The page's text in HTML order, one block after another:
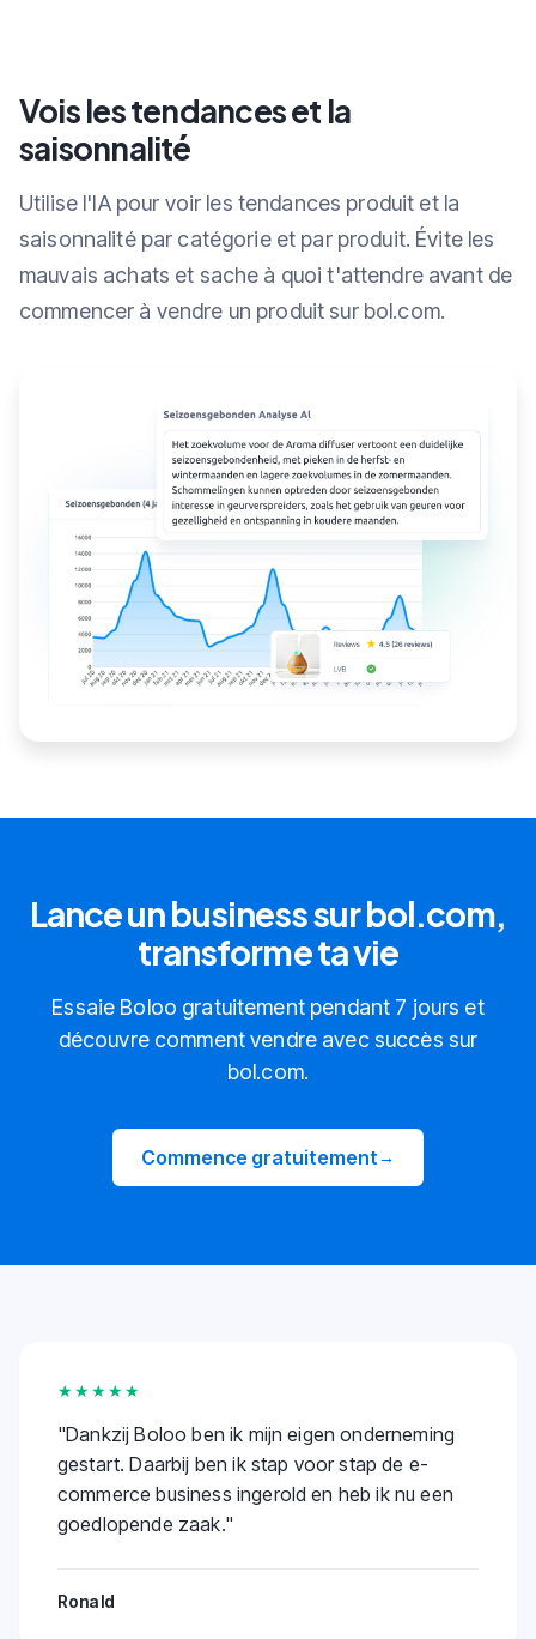
Vois les tendances et la
saisonnalité
Utilise l'IA pour voir les tendances produit et la
saisonnalité par catégorie et par produit. Évite les
mauvais achats et sache à quoi t'attendre avant de
commencer à vendre un produit sur bol.com.
Lance un business sur bol.com,
transforme ta vie
Essaie Boloo gratuitement pendant 7 jours et
découvre comment vendre avec succès sur
bol.com.
Commence gratuitement→
★★★★★
"Dankzij Boloo ben ik mijn eigen onderneming
gestart. Daarbij ben ik stap voor stap de e-
commerce business ingerold en heb ik nu een
goedlopende zaak."
Ronald